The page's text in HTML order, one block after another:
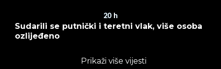
20 h
Sudarili se putnički i teretni vlak, više osoba
ozlijeđeno
Prikaži više vijesti